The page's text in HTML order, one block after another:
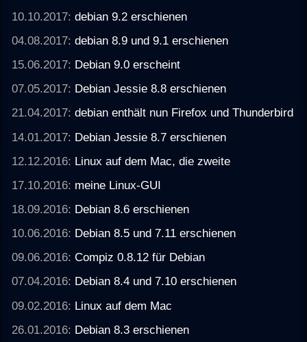
10.10.2017:debian 9.2 erschienen
04.08.2017:debian 8.9 und 9.1 erschienen
15.06.2017: Debian 9.0 erscheint
07.05.2017: Debian Jessie 8.8 erschienen
21.04.2017:debian enthält nun Firefox und Thunderbird
14.01.2017: Debian Jessie 8.7 erschienen
12.12.2016: Linux auf dem Mac, die zweite
17.10.2016: meine Linux-GUI
18.09.2016: Debian 8.6 erschienen
10.06.2016: Debian 8.5 und 7.11 erschienen
09.06.2016:Compiz 0.8.12 für Debian
07.04.2016: Debian 8.4 und 7.10 erschienen
09.02.2016: Linux auf dem Mac
26.01.2016: Debian 8.3 erschienen